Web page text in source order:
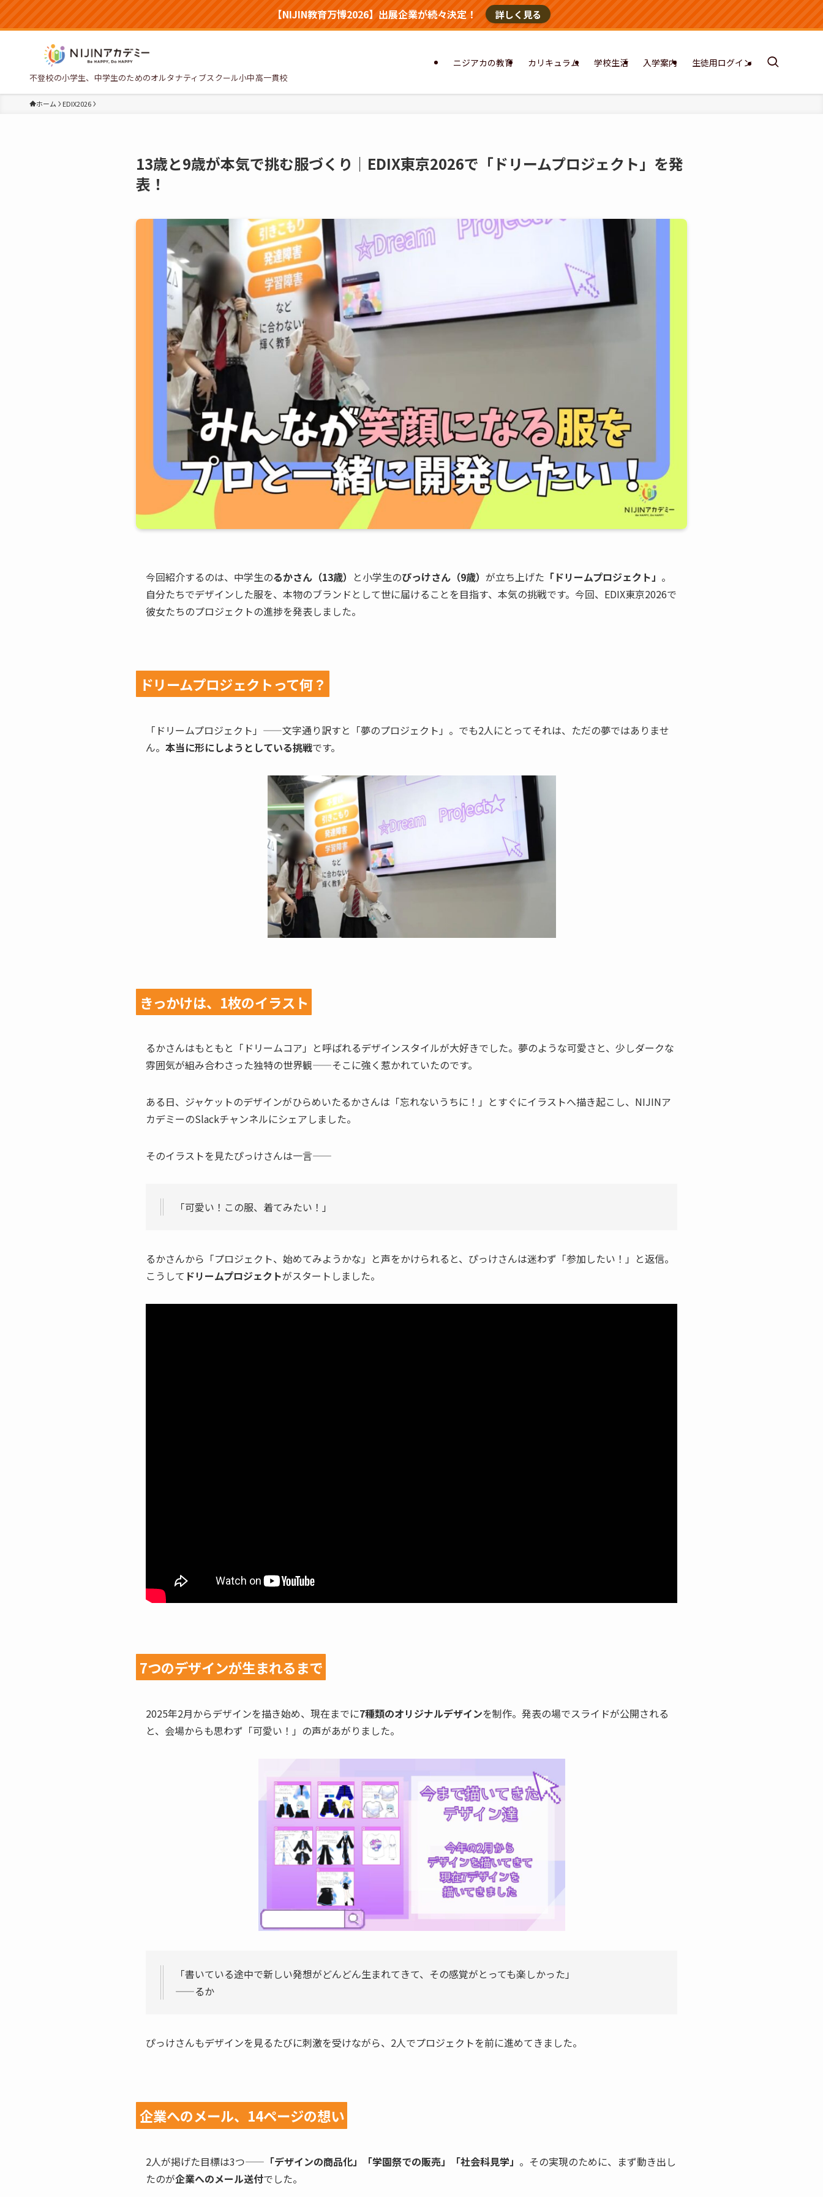
【NIJIN教育万博2026】出展企業が続々決定！ 詳しく見る
不登校の小学生、中学生のためのオルタナティブスクール小中高一貫校
ニジアカの教育 カリキュラム 学校生活 入学案内 生徒用ログイン
ホーム EDIX2026
13歳と9歳が本気で挑む服づくり｜EDIX東京2026で「ドリームプロジェクト」を発
表！
今回紹介するのは、中学生のるかさん（13歳） と小学生のぴっけさん（9歳） が立ち上げた 「ドリームプロジェクト」 。
自分たちでデザインした服を、本物のブランドとして世に届けることを目指す、本気の挑戦です。今回、EDIX東京2026で
彼女たちのプロジェクトの進捗を発表しました。
ドリームプロジェクトって何？
「ドリームプロジェクト」——文字通り訳すと「夢のプロジェクト」。でも2人にとってそれは、ただの夢ではありませ
ん。 本当に形にしようとしている挑戦です。
きっかけは、1枚のイラスト
るかさんはもともと「ドリームコア」と呼ばれるデザインスタイルが大好きでした。夢のような可愛さと、少しダークな
雰囲気が組み合わさった独特の世界観——そこに強く惹かれていたのです。
ある日、ジャケットのデザインがひらめいたるかさんは「忘れないうちに！」とすぐにイラストへ描き起こし、NIJINア
カデミーのSlackチャンネルにシェアしました。
そのイラストを見たぴっけさんは一言——
「可愛い！この服、着てみたい！」
るかさんから「プロジェクト、始めてみようかな」と声をかけられると、ぴっけさんは迷わず「参加したい！」と返信。
こうして ドリームプロジェクトがスタートしました。
7つのデザインが生まれるまで
2025年2月からデザインを描き始め、現在までに7種類のオリジナルデザインを制作。発表の場でスライドが公開される
と、会場からも思わず「可愛い！」の声があがりました。
「書いている途中で新しい発想がどんどん生まれてきて、その感覚がとっても楽しかった」
——るか
ぴっけさんもデザインを見るたびに刺激を受けながら、2人でプロジェクトを前に進めてきました。
企業へのメール、14ページの想い
2人が掲げた目標は3つ—— 「デザインの商品化」「学園祭での販売」「社会科見学」 。その実現のために、まず動き出し
たのが企業へのメール送付でした。